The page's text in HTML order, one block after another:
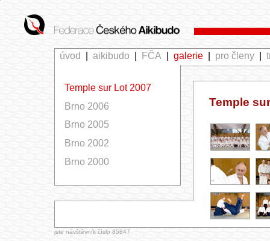
úvod aikibudo FČA galerie pro členy
Temple sur Lot 2007
Brno 2006
Brno 2005
Brno 2002
Brno 2000
Temple
jste návštěvník číslo 85847